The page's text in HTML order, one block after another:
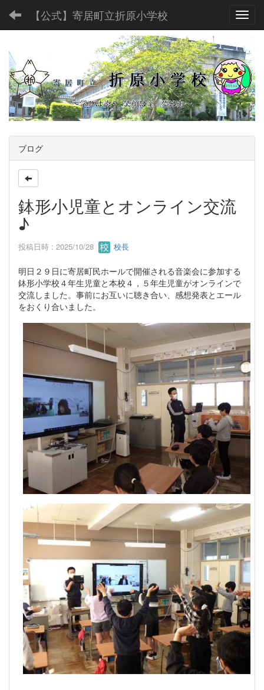
【公式】寄居町立折原小学校
ブログ
鉢形小児童とオンライン交流
♪
投稿日時 : 2025/10/28 校長
明日２９日に寄居町民ホールで開催される音楽会に参加する
鉢形小学校４年生児童と本校４，５年生児童がオンラインで
交流しました。事前にお互いに聴き合い、感想発表とエール
をおくり合いました。